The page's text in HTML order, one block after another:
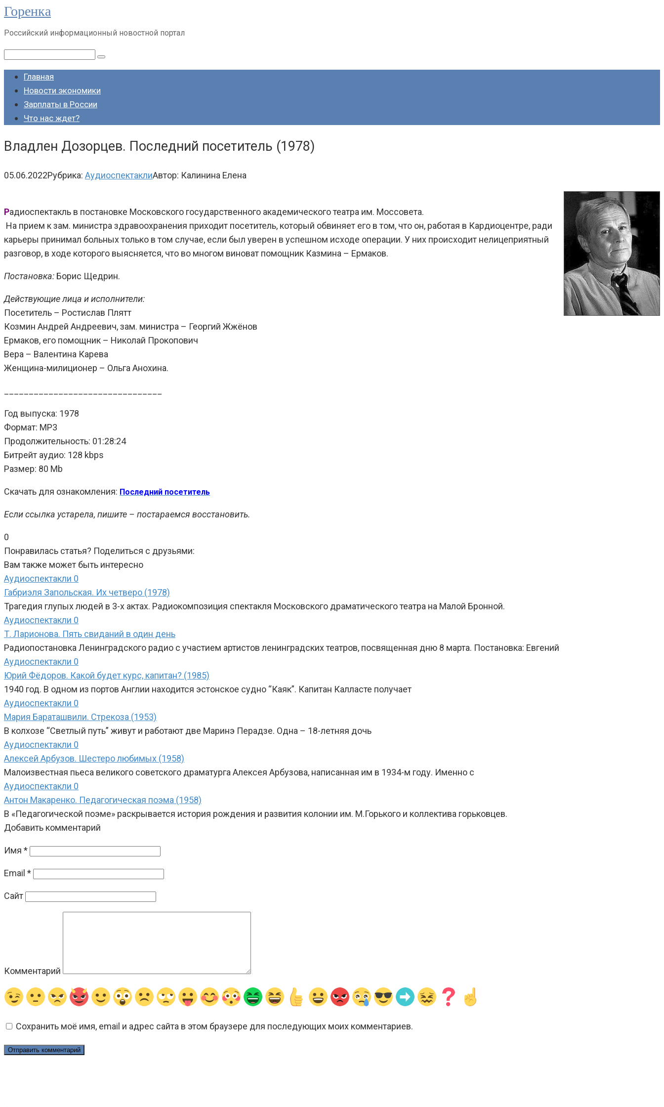
Перейти
контенту
Горенка
Российский информационный новостной портал
Поиск:
Главная
Новости экономики
Зарплаты в России
Что нас ждет?
Владлен Дозорцев. Последний посетитель (1978)
05.06.2022Рубрика: АудиоспектаклиАвтор: Калинина Елена
Радиоспектакль в постановке Московского государственного академического театра им. Моссовета.
На прием к зам. министра здравоохранения приходит посетитель, который обвиняет его в том, что он, работая в Кардиоцентре, ради
карьеры принимал больных только в том случае, если был уверен в успешном исходе операции. У них происходит нелицеприятный
разговор, в ходе которого выясняется, что во многом виноват помощник Казмина – Ермаков.
Постановка: Борис Щедрин.
Действующие лица и исполнители:
Посетитель – Ростислав Плятт
Козмин Андрей Андреевич, зам. министра – Георгий Жжёнов
Ермаков, его помощник – Николай Прокопович
Вера – Валентина Карева
Женщина-милиционер – Ольга Анохина.
Год выпуска: 1978
Формат: MP3
Продолжительность: 01:28:24
Битрейт аудио: 128 kbps
Размер: 80 Mb
Скачать для ознакомления: Последний посетитель
Если ссылка устарела, пишите – постараемся восстановить.
0
Понравилась статья? Поделиться с друзьями:
Вам также может быть интересно
Аудиоспектакли 0
Габриэля Запольская. Их четверо (1978)
Трагедия глупых людей в 3-х актах. Радиокомпозиция спектакля Московского драматического театра на Малой Бронной.
Аудиоспектакли 0
Т. Ларионова. Пять свиданий в один день
Радиопостановка Ленинградского радио с участием артистов ленинградских театров, посвященная дню 8 марта. Постановка: Евгений
Аудиоспектакли 0
Юрий Фёдоров. Какой будет курс, капитан? (1985)
1940 год. В одном из портов Англии находится эстонское судно “Каяк”. Капитан Калласте получает
Аудиоспектакли 0
Мария Бараташвили. Стрекоза (1953)
В колхозе “Светлый путь” живут и работают две Маринэ Перадзе. Одна – 18-летняя дочь
Аудиоспектакли 0
Алексей Арбузов. Шестеро любимых (1958)
Малоизвестная пьеса великого советского драматурга Алексея Арбузова, написанная им в 1934-м году. Именно с
Аудиоспектакли 0
Антон Макаренко. Педагогическая поэма (1958)
В «Педагогической поэме» раскрывается история рождения и развития колонии им. М.Горького и коллектива горьковцев.
Добавить комментарий
Имя *
Email *
Сайт
Комментарий
Сохранить моё имя, email и адрес сайта в этом браузере для последующих моих комментариев.